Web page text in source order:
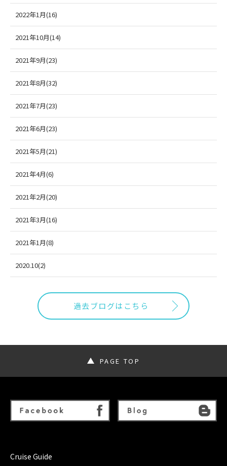
2022年1月(16)
2021年10月(14)
2021年9月(23)
2021年8月(32)
2021年7月(23)
2021年6月(23)
2021年5月(21)
2021年4月(6)
2021年2月(20)
2021年3月(16)
2021年1月(8)
2020.10(2)
過去ブログはこちら
PAGE TOP
Cruise Guide